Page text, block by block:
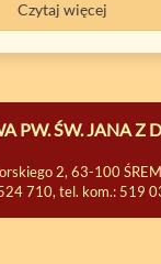
Czytaj więcej
PW. ŚW. JANA Z
2, 63-100 ŚREM
710, tel. kom.: 519